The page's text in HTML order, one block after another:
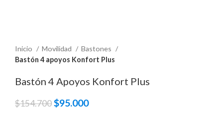
Inicio Movilidad
Bastones
Bastón 4 apoyos Konfort Plus
Bastón 4 Apoyos Konfort Plus
$154.700El
$95.000El